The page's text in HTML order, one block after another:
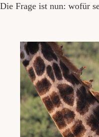
Die Frage ist nun: wofür